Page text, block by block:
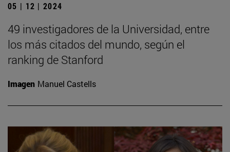
05 | 12 | 2024
49 investigadores de la Universidad, entre
los más citados del mundo, según el
ranking de Stanford
Imagen Manuel Castells